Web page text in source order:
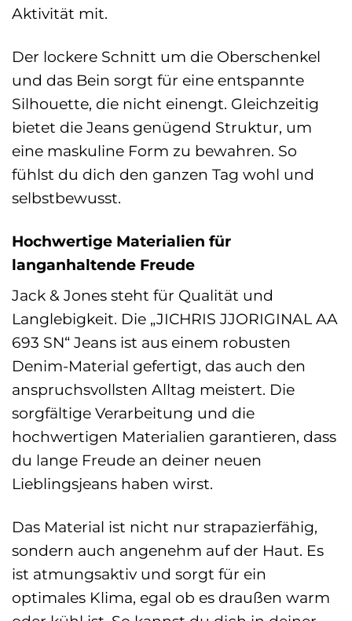
Aktivität mit.
Der lockere Schnitt um die Oberschenkel
und das Bein sorgt für eine entspannte
Silhouette, die nicht einengt. Gleichzeitig
bietet die Jeans genügend Struktur, um
eine maskuline Form zu bewahren. So
fühlst du dich den ganzen Tag wohl und
selbstbewusst.
Hochwertige Materialien für
langanhaltende Freude
Jack & Jones steht für Qualität und
Langlebigkeit. Die „JICHRIS JJORIGINAL AA
693 SN“ Jeans ist aus einem robusten
Denim-Material gefertigt, das auch den
anspruchsvollsten Alltag meistert. Die
sorgfältige Verarbeitung und die
hochwertigen Materialien garantieren, dass
du lange Freude an deiner neuen
Lieblingsjeans haben wirst.
Das Material ist nicht nur strapazierfähig,
sondern auch angenehm auf der Haut. Es
ist atmungsaktiv und sorgt für ein
optimales Klima, egal ob es draußen warm